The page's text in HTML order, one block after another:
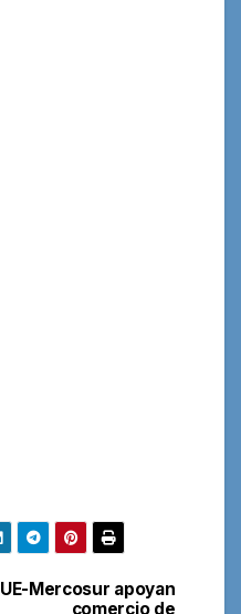
UE-Mercosur apoyan
comercio de